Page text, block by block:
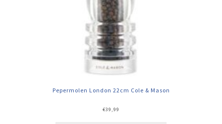
Pepermolen London 22cm Cole & Mason
€39,99